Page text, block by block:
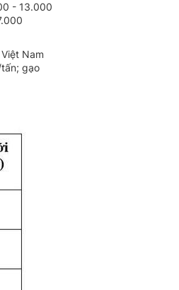
- 13.000
Nam
gạo